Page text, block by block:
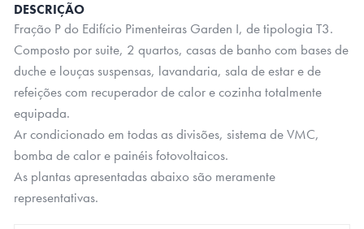
DESCRIÇÃO
Fração P do Edifício Pimenteiras Garden I, de tipologia T3.
Composto por suite, 2 quartos, casas de banho com bases de
duche e louças suspensas, lavandaria, sala de estar e de
refeições com recuperador de calor e cozinha totalmente
equipada.
Ar condicionado em todas as divisões, sistema de VMC,
bomba de calor e painéis fotovoltaicos.
As plantas apresentadas abaixo são meramente
representativas.